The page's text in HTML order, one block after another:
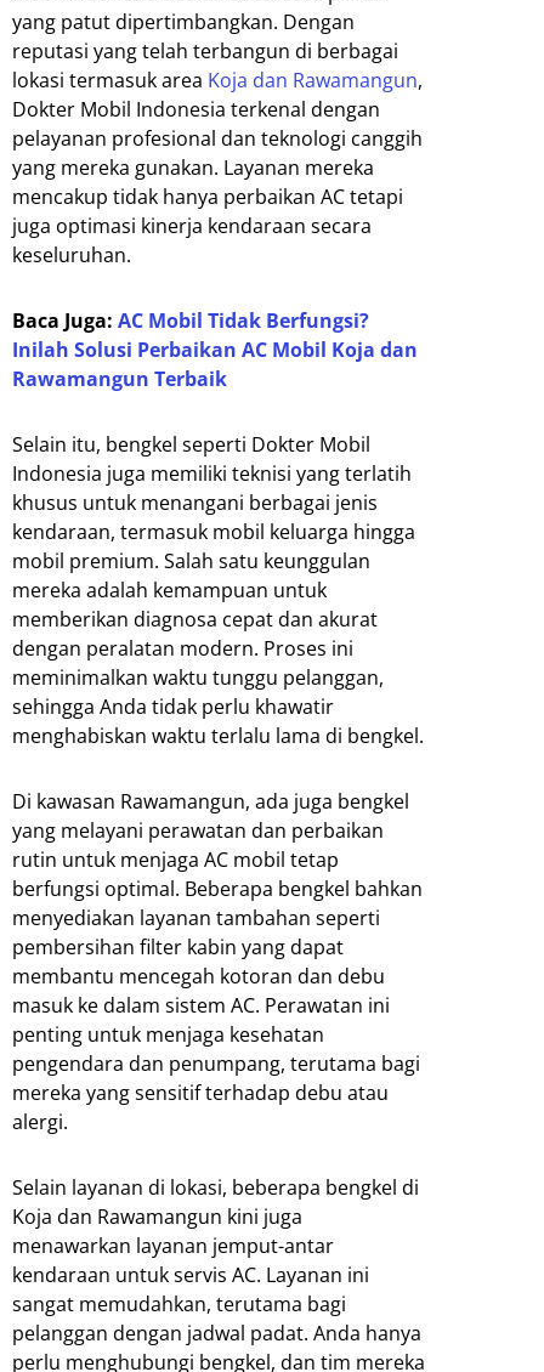
yang patut dipertimbangkan. Dengan
reputasi yang telah terbangun di berbagai
lokasi termasuk area Koja dan Rawamangun,
Dokter Mobil Indonesia terkenal dengan
pelayanan profesional dan teknologi canggih
yang mereka gunakan. Layanan mereka
mencakup tidak hanya perbaikan AC tetapi
juga optimasi kinerja kendaraan secara
keseluruhan.
Baca Juga: AC Mobil Tidak Berfungsi?
Inilah Solusi Perbaikan AC Mobil Koja dan
Rawamangun Terbaik
Selain itu, bengkel seperti Dokter Mobil
Indonesia juga memiliki teknisi yang terlatih
khusus untuk menangani berbagai jenis
kendaraan, termasuk mobil keluarga hingga
mobil premium. Salah satu keunggulan
mereka adalah kemampuan untuk
memberikan diagnosa cepat dan akurat
dengan peralatan modern. Proses ini
meminimalkan waktu tunggu pelanggan,
sehingga Anda tidak perlu khawatir
menghabiskan waktu terlalu lama di bengkel.
Di kawasan Rawamangun, ada juga bengkel
yang melayani perawatan dan perbaikan
rutin untuk menjaga AC mobil tetap
berfungsi optimal. Beberapa bengkel bahkan
menyediakan layanan tambahan seperti
pembersihan filter kabin yang dapat
membantu mencegah kotoran dan debu
masuk ke dalam sistem AC. Perawatan ini
penting untuk menjaga kesehatan
pengendara dan penumpang, terutama bagi
mereka yang sensitif terhadap debu atau
alergi.
Selain layanan di lokasi, beberapa bengkel di
Koja dan Rawamangun kini juga
menawarkan layanan jemput-antar
kendaraan untuk servis AC. Layanan ini
sangat memudahkan, terutama bagi
pelanggan dengan jadwal padat. Anda hanya
perlu menghubungi bengkel, dan tim mereka